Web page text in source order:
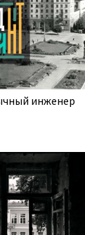
на три
10-
их
инженер